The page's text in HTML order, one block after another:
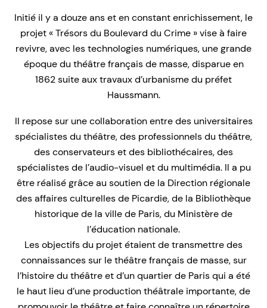
Initié il y a douze ans et en constant enrichissement, le
projet « Trésors du Boulevard du Crime » vise à faire
revivre, avec les technologies numériques, une grande
époque du théâtre français de masse, disparue en
1862 suite aux travaux d’urbanisme du préfet
Haussmann.
Il repose sur une collaboration entre des universitaires
spécialistes du théâtre, des professionnels du théâtre,
des conservateurs et des bibliothécaires, des
spécialistes de l’audio-visuel et du multimédia. Il a pu
être réalisé grâce au soutien de la Direction régionale
des affaires culturelles de Picardie, de la Bibliothèque
historique de la ville de Paris, du Ministère de
l’éducation nationale.
Les objectifs du projet étaient de transmettre des
connaissances sur le théâtre français de masse, sur
l’histoire du théâtre et d’un quartier de Paris qui a été
le haut lieu d’une production théâtrale importante, de